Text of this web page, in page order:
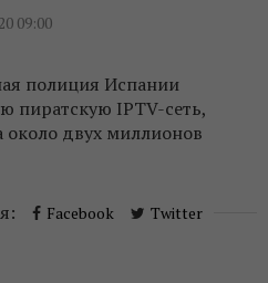
09:00
полиция Испании
пиратскую IPTV-сеть,
около двух миллионов
Facebook Twitter